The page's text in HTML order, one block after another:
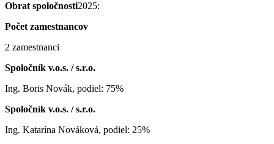
Obrat spoločnosti2025:
Počet zamestnancov
2 zamestnanci
Spoločník v.o.s. / s.r.o.
Ing. Boris Novák, podiel: 75%
Spoločník v.o.s. / s.r.o.
Ing. Katarína Nováková, podiel: 25%